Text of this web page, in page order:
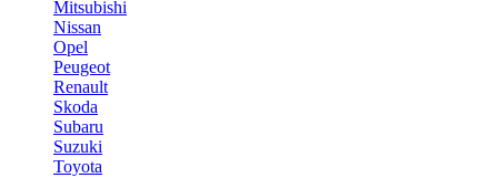
Mitsubishi
Nissan
Opel
Peugeot
Renault
Skoda
Subaru
Suzuki
Toyota